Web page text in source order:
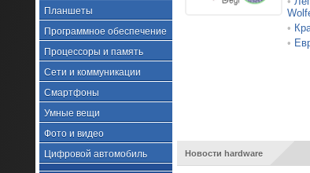
Планшеты
Программное обеспечение
Процессоры и память
Сети и коммуникации
Смартфоны
Умные вещи
Фото и видео
Цифровой автомобиль
•
•
Новости hardware